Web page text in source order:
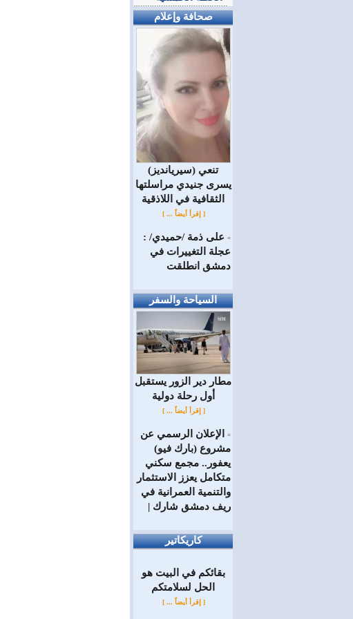
صحافة وإعلام
(سيريانديز) تنعي
يسرى جنيدي مراسلتها
الثقافية في اللاذقية
[ إقرأ أيضاً ... ]
= على ذمة /حميدي/ :
عجلة التغييرات في
دمشق انطلقت
السياحة والسفر
مطار دير الزور يستقبل
أول رحلة دولية
[ إقرأ أيضاً ... ]
=
الإعلان الرسمي عن
مشروع (بارك فيو)
يعفور.. مجمع سكني
متكامل يعزز الاستثمار
والتنمية العمرانية في
ريف دمشق شارك |
كاريكاتير
بقائكم في البيت هو
الحل لسلامتكم
[ إقرأ أيضاً ... ]